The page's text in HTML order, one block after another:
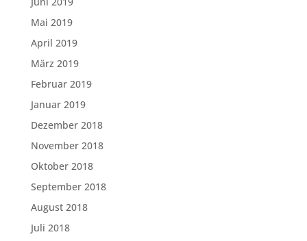
Mai 2019
April 2019
März 2019
Februar 2019
Januar 2019
Dezember 2018
November 2018
Oktober 2018
September 2018
August 2018
Juli 2018